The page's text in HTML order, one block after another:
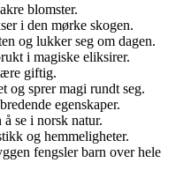
blomster.
i den mørke skogen.
og lukker seg om dagen.
i magiske eliksirer.
giftig.
og sprer magi rundt seg.
egenskaper.
se i norsk natur.
og hemmeligheter.
fengsler barn over hele